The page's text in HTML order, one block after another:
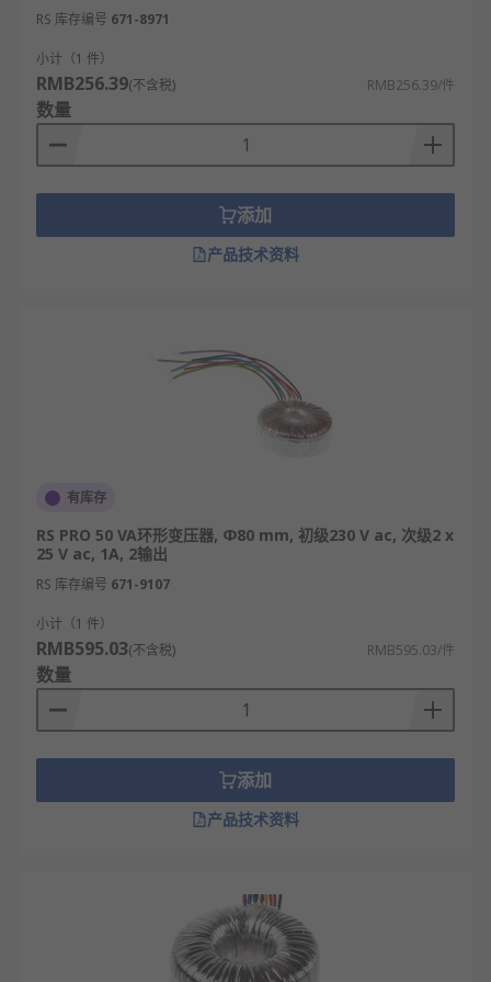
RS 库存编号 671-8971
小计（1 件）
RMB256.39(不含税) RMB256.39/件
数量
添加
产品技术资料
有库存
RS PRO 50 VA环形变压器, Φ80 mm, 初级230 V ac, 次级2 x
25 V ac, 1A, 2输出
RS 库存编号 671-9107
小计（1 件）
RMB595.03(不含税) RMB595.03/件
数量
添加
产品技术资料